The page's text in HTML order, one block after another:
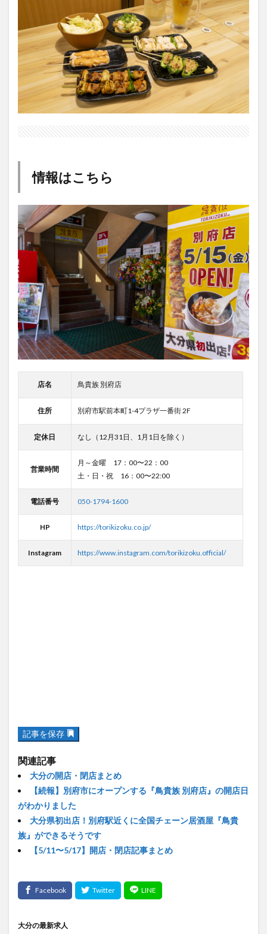
情報はこちら
店名 鳥貴族 別府店
住所 別府市駅前本町1-4プラザ一番街 2F
定休日 なし（12月31日、1月1日を除く）
営業時間
月～金曜 17：00〜22：00
土・日・祝 16：00〜22:00
電話番号 050-1794-1600
HP https://torikizoku.co.jp/
Instagram https://www.instagram.com/torikizoku.official/
記事を保存
関連記事
大分の開店・閉店まとめ
【続報】別府市にオープンする『鳥貴族 別府店』の開店日
がわかりました
大分県初出店！別府駅近くに全国チェーン居酒屋『鳥貴
族』ができるそうです
【5/11〜5/17】開店・閉店記事まとめ
大分の最新求人